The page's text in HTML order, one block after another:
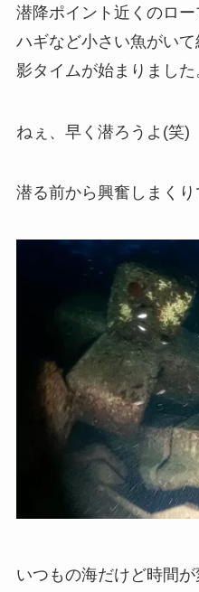
潜降ポイント近くのロ
ハギなど小さい魚がいて
影タイムが始まりました
ねぇ、早く潜ろうよ(笑)
潜る前から興奮しまくり
いつもの海だけど時間